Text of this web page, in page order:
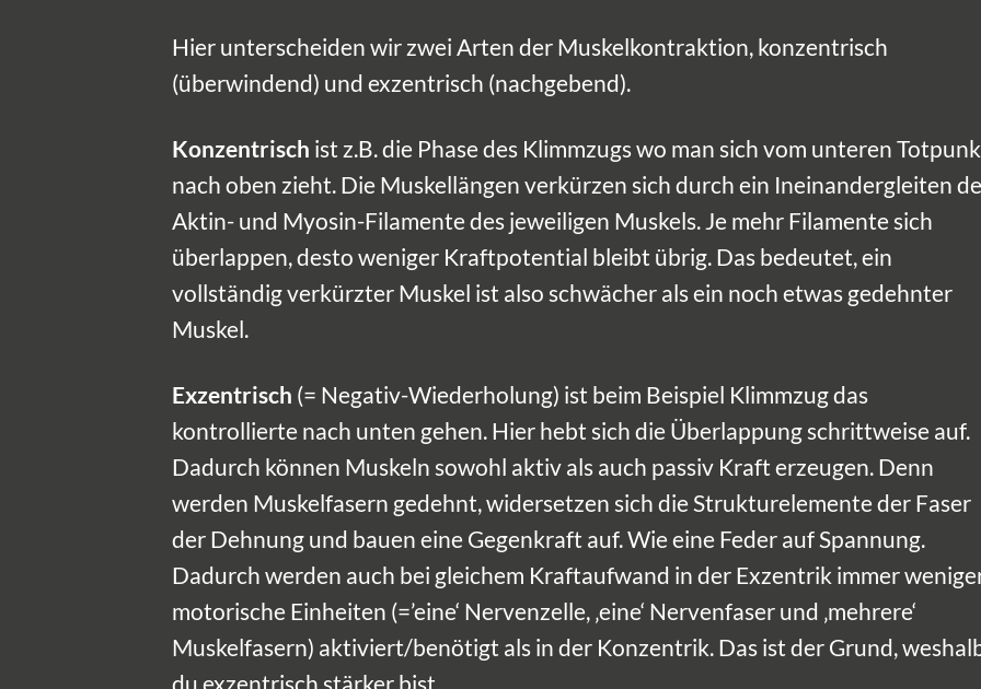
Hier unterscheiden wir zwei Arten der Muskelkontraktion, konzentrisch
(überwindend) und exzentrisch (nachgebend).
Konzentrisch ist z.B. die Phase des Klimmzugs wo man sich vom unteren
nach oben zieht. Die Muskellängen verkürzen sich durch ein Ineinandergleiten
Aktin- und Myosin-Filamente des jeweiligen Muskels. Je mehr Filamente sich
überlappen, desto weniger Kraftpotential bleibt übrig. Das bedeutet, ein
vollständig verkürzter Muskel ist also schwächer als ein noch etwas gedehnter
Muskel.
Exzentrisch (= Negativ-Wiederholung) ist beim Beispiel Klimmzug das
kontrollierte nach unten gehen. Hier hebt sich die Überlappung schrittweise auf.
Dadurch können Muskeln sowohl aktiv als auch passiv Kraft erzeugen. Denn
werden Muskelfasern gedehnt, widersetzen sich die Strukturelemente der Faser
der Dehnung und bauen eine Gegenkraft auf. Wie eine Feder auf Spannung.
Dadurch werden auch bei gleichem Kraftaufwand in der Exzentrik immer
motorische Einheiten (=’eine‘ Nervenzelle, ‚eine‘ Nervenfaser und ‚mehrere‘
Muskelfasern) aktiviert/benötigt als in der Konzentrik. Das ist der Grund,
du exzentrisch stärker bist.